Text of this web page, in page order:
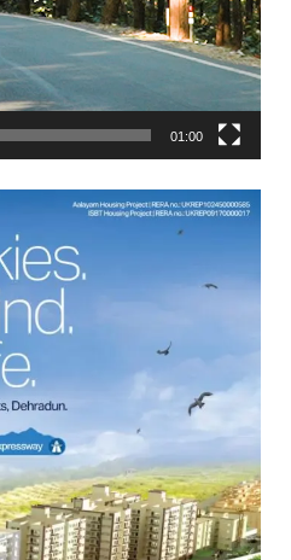
01:00